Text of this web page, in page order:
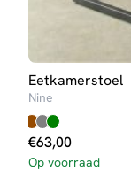
Eetkamerstoel
Nine
€63,00
Op voorraad